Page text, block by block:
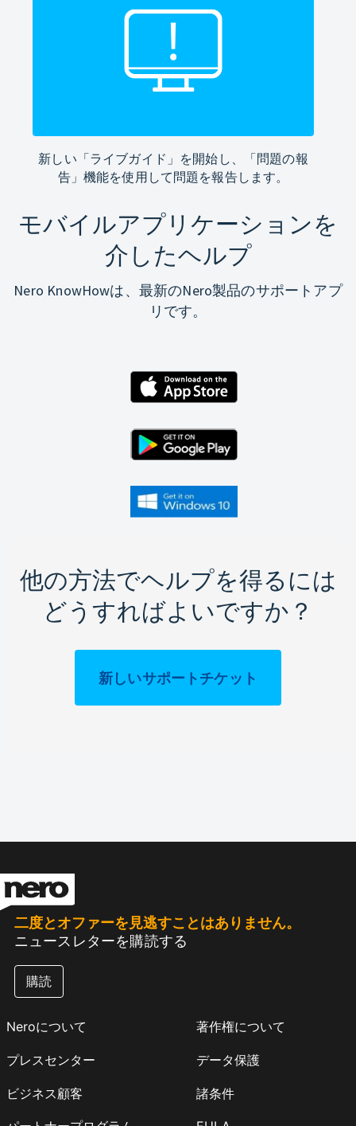
新しい「ライブガイド」を開始し、「問題の報
告」機能を使用して問題を報告します。
モバイルアプリケーションを
介したヘルプ
Nero KnowHowは、最新のNero製品のサポートアプ
リです。
他の方法でヘルプを得るには
どうすればよいですか？
新しいサポートチケット
二度とオファーを見逃すことはありません。
ニュースレターを購読する
購読
Neroについて
プレスセンター
ビジネス顧客
著作権について
データ保護
諸条件